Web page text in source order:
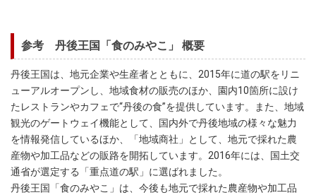
参考 丹後王国「食のみやこ」 概要
丹後王国は、地元企業や生産者とともに、2015年に道の駅をリニ
ューアルオープンし、地域食材の販売のほか、園内10箇所に設け
たレストランやカフェで“丹後の食”を提供しています。また、地域
観光のゲートウェイ機能として、国内外で丹後地域の様々な魅力
を情報発信しているほか、「地域商社」として、地元で採れた農
産物や加工品などの販路を開拓しています。2016年には、国土交
通省が選定する「重点道の駅」に選ばれました。
丹後王国「食のみやこ」は、今後も地元で採れた農産物や加工品